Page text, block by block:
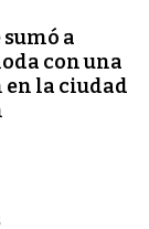
sumó a
con una
la ciudad